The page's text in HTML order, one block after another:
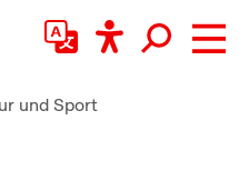
und Sport